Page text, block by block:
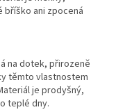
bříško ani zpocená
na dotek, přirozeně
těmto vlastnostem
je prodyšný,
teplé dny.